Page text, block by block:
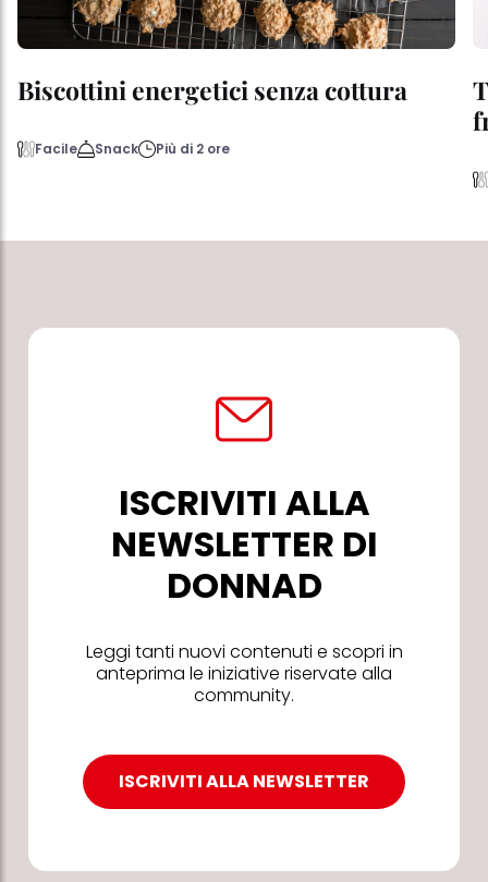
Biscottini energetici senza cottura
Facile Snack Più di 2 ore
ISCRIVITI ALLA
NEWSLETTER DI
DONNAD
Leggi tanti nuovi contenuti e scopri in
anteprima le iniziative riservate alla
community.
ISCRIVITI ALLA NEWSLETTER